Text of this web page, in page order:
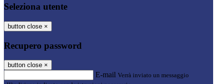
Seleziona utente
button close ×
Recupero password
button close ×
E-mail Verrà inviato un messaggio